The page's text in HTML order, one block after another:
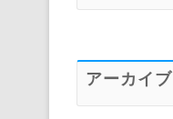
アーカイブ